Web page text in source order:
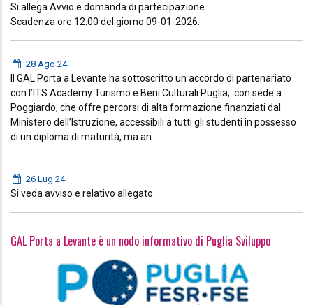
Si allega Avvio e domanda di partecipazione.
Scadenza ore 12.00 del giorno 09-01-2026.
28 Ago 24
Il GAL Porta a Levante ha sottoscritto un accordo di partenariato
con l’ITS Academy Turismo e Beni Culturali Puglia, con sede a
Poggiardo, che offre percorsi di alta formazione finanziati dal
Ministero dell’Istruzione, accessibili a tutti gli studenti in possesso
di un diploma di maturità, ma an
26 Lug 24
Si veda avviso e relativo allegato.
GAL Porta a Levante è un nodo informativo di Puglia Sviluppo